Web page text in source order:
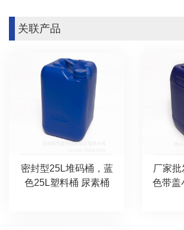
关联产品
密封型25L堆码桶，蓝
色25L塑料桶 尿素桶
厂家
色带盖